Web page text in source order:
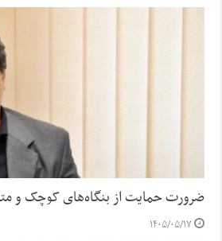
ضرورت حمایت از بنگاه‌های کوچک و
۱۴۰۵/۰۵/۱۷